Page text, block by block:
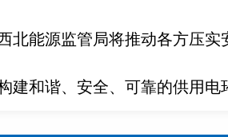
北能源监管局将推动各方压
建和谐、安全、可靠的供用电